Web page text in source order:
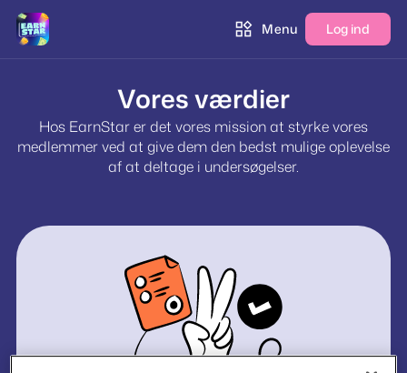
Menu Log ind
Vores værdier
Hos EarnStar er det vores mission at styrke vores
medlemmer ved at give dem den bedst mulige oplevelse
af at deltage i undersøgelser.